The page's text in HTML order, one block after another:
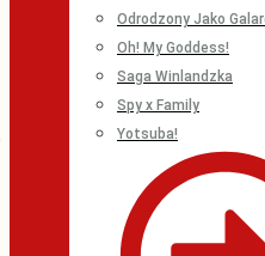
Odrodzony Jako
Oh! My Goddess!
Saga Winlandzka
Spy x Family
Yotsuba!